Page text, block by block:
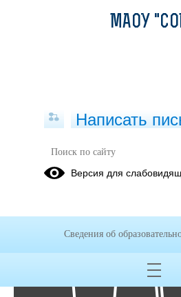
Фотоальбомы
МАОУ
Написать
Версия для
Сведения об